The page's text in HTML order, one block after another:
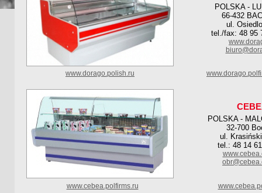
POLSKA -
66-432
ul.
tel./fax: 48 95
www.dorago.polish.ru
POLSKA -
32-700
ul.
tel.: 48 14
www.cebea.polfirms.ru